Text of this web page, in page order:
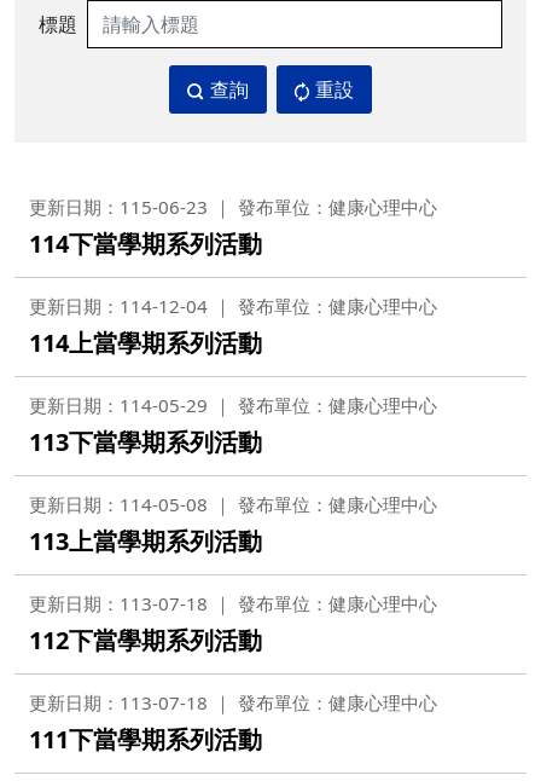
標題
查詢 重設
更新日期：115-06-23 發布單位：健康心理中心
114下當學期系列活動
更新日期：114-12-04 發布單位：健康心理中心
114上當學期系列活動
更新日期：114-05-29 發布單位：健康心理中心
113下當學期系列活動
更新日期：114-05-08 發布單位：健康心理中心
113上當學期系列活動
更新日期：113-07-18 發布單位：健康心理中心
112下當學期系列活動
更新日期：113-07-18 發布單位：健康心理中心
111下當學期系列活動